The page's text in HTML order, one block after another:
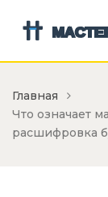
Главная
Что означает
расшифровка